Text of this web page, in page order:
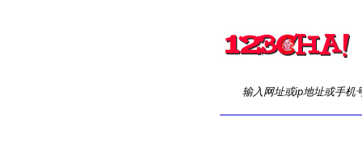
输入网址或ip地址或手机